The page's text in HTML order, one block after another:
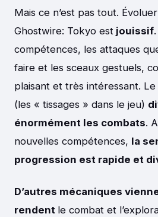
Mais ce n’est pas tout.
Ghostwire: Tokyo est jouissif
compétences, les attaques
faire et les sceaux gestuels,
plaisant et très intéressant.
(les « tissages » dans le jeu)
énormément les combats.
nouvelles compétences, la
progression est rapide et
D’autres mécaniques
rendent le combat et